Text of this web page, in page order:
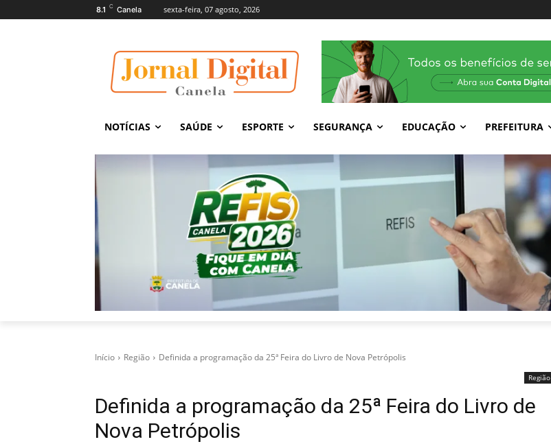
8.1 C Canela sexta-feira, 07 agosto, 2026
NOTÍCIAS SAÚDE ESPORTE SEGURANÇA EDUCAÇÃO PREFEITURA
Início Região Definida a programação da 25ª Feira do Livro de Nova Petrópolis
Região
Definida a programação da 25ª Feira do Livro de
Nova Petrópolis